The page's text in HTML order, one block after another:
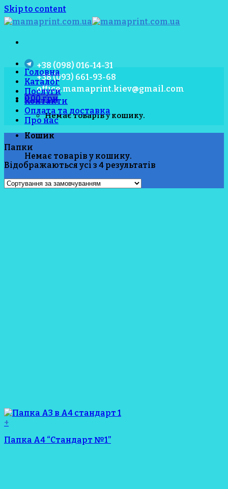
Skip to content
+38 (098) 016-14-31
+38 (093) 661-93-68
office.mamaprint.kiev@gmail.com
0.00грн
Немає товарів у кошику.
Кошик
Немає товарів у кошику.
Головна
Каталог
Послуги
Контакти
Оплата та доставка
Про нас
Папки
Відображаються усі з 4 результатів
+
Папка А4 “Стандарт №1”